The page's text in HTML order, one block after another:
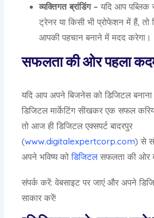
व्यक्तिगत ब्रांडिंग – यदि आप पब्लिक
ट्रेनर या किसी भी प्रोफेशन में हैं, तो
आपकी पहचान बनाने में मदद करेगा।
सफलता की ओर पहला
यदि आप अपने बिजनेस को डिजिटल बनाना
डिजिटल मार्केटिंग सीखकर एक सफल
तो आज ही डिजिटल एक्सपर्ट बादरपुर
(www.digitalexpertcorp.com) से
अपने भविष्य कोडिजिटलसफलता की ओर
संपर्क करें: वेबसाइट पर जाएं और अपने
साकार करें!